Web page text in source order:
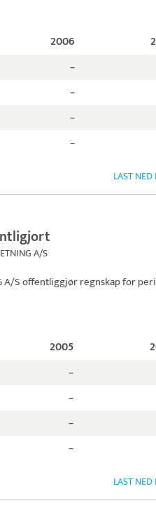
2006
–
–
–
–
LAST NED
A/S
A/Soffentliggjør regnskap for
2005
–
–
–
–
LAST NED